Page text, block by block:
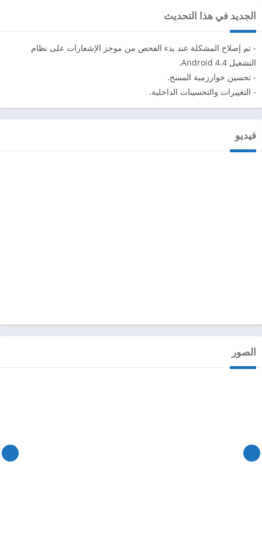
الجديد في هذا التحديث
- تم إصلاح المشكلة عند بدء الفحص من موجز الإشعارات على نظام
التشغيل Android 4.4.
- تحسين خوارزمية المسح.
- التغييرات والتحسينات الداخلية.
فيديو
الصور